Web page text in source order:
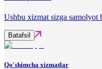
Ushbu xizmat sizga
Batafsil
Qo'shimcha xizmatlar